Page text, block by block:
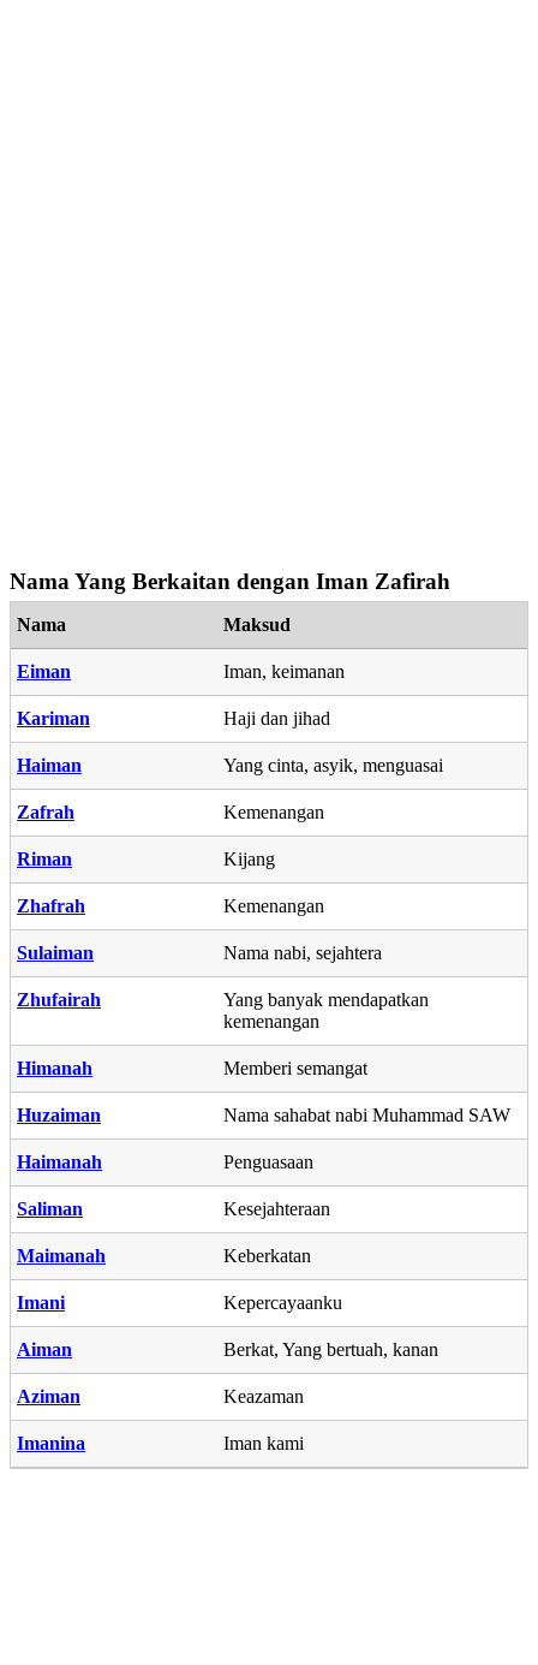
Nama Yang Berkaitan dengan Iman Zafirah
Nama Maksud
Eiman Iman, keimanan
Kariman Haji dan jihad
Haiman Yang cinta, asyik, menguasai
Zafrah Kemenangan
Riman Kijang
Zhafrah Kemenangan
Sulaiman Nama nabi, sejahtera
Zhufairah
Yang banyak mendapatkan
kemenangan
Himanah Memberi semangat
Huzaiman Nama sahabat nabi Muhammad SAW
Haimanah Penguasaan
Saliman Kesejahteraan
Maimanah Keberkatan
Imani Kepercayaanku
Aiman Berkat, Yang bertuah, kanan
Aziman Keazaman
Imanina Iman kami